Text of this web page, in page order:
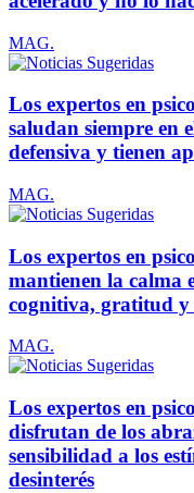
MAG.
Los expertos en
saludan siempre en
defensiva y tienen
MAG.
Los expertos en
mantienen la calma
cognitiva, gratitud y
MAG.
Los expertos en
disfrutan de los
sensibilidad a los
desinterés